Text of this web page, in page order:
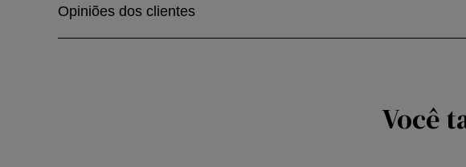
Opiniões dos clientes
Você